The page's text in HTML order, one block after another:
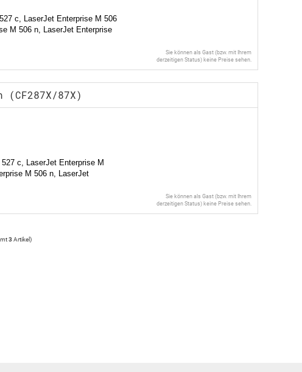
c, LaserJet Enterprise M 506
M 506 n, LaserJet Enterprise
Sie können als Gast (bzw. mit Ihrem
derzeitigen Status) keine Preise sehen.
87X)
c, LaserJet Enterprise M
M 506 n, LaserJet
Sie können als Gast (bzw. mit Ihrem
derzeitigen Status) keine Preise sehen.
3Artikel)